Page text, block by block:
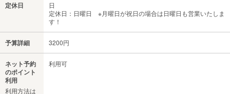
定休日
日
定休日：日曜日 ※月曜日が祝日の場合は日曜日も営業いたしま
す！
予算詳細 3200円
ネット予約
のポイント
利用
利用方法は
利用可